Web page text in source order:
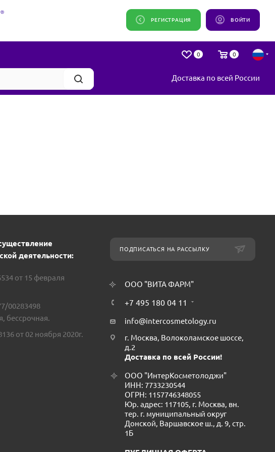
ВОЙТИ
РЕГИСТРАЦИЯ
0 0
Доставка по всей России
деятельности:
от 15 февраля
00283498
бессрочная.
от 02 ноября 2020г.
ПОДПИСАТЬСЯ НА РАССЫЛКУ
ООО "ВИТА ФАРМ"
+7 495 180 04 11
info@intercosmetology.ru
г. Москва, Волоколамское шоссе,
д.2
Доставка по всей России!
ООО "ИнтерКосметолоджи"
ИНН: 7733230544
ОГРН: 1157746348055
Юр. адрес: 117105, г. Москва, вн.
тер. г. муниципальный округ
Донской, Варшавское ш., д. 9, стр.
1Б